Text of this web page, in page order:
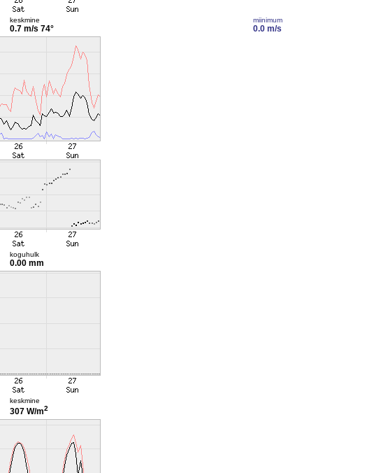
keskmine
0.7 m/s 74°
miinimum
0.0 m/s
koguhulk
0.00 mm
keskmine
307 W/m2